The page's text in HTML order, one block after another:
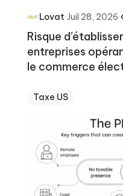
Lovat·Juil 28, 2026·
Risque
entreprises
le commerce
Taxe US